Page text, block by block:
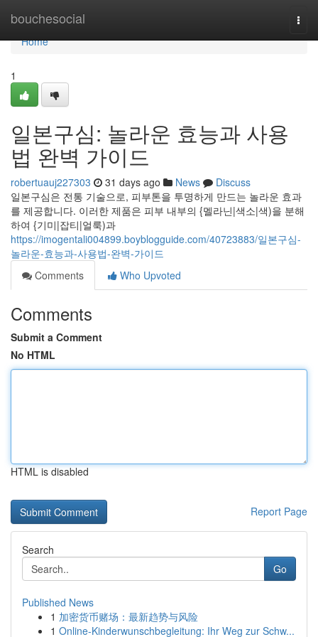
bouchesocial
Home
Home
1
일본구심: 놀라운 효능과 사용
법 완벽 가이드
robertuauj227303 31 days ago News
Discuss
일본구심은 전통 기술으로, 피부톤을 투명하게 만드는 놀라운 효과
를 제공합니다. 이러한 제품은 피부 내부의 {멜라닌|색소|색)을 분해
하여 {기미|잡티|얼룩)과
https://imogentali004899.boyblogguide.com/40723883/일본구심-
놀라운-효능과-사용법-완벽-가이드
Comments
Who Upvoted
Comments
Submit a Comment
No HTML
HTML is disabled
Report Page
Search
Go
Published News
1 加密货币赌场：最新趋势与风险
1 Online-Kinderwunschbegleitung: Ihr Weg zur Schw...